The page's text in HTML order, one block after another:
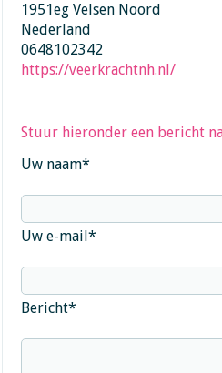
1951eg Velsen Noord
Nederland
0648102342
https://veerkrachtnh.nl/
Stuur hieronder een bericht
Uw naam*
Uw e-mail*
Bericht*